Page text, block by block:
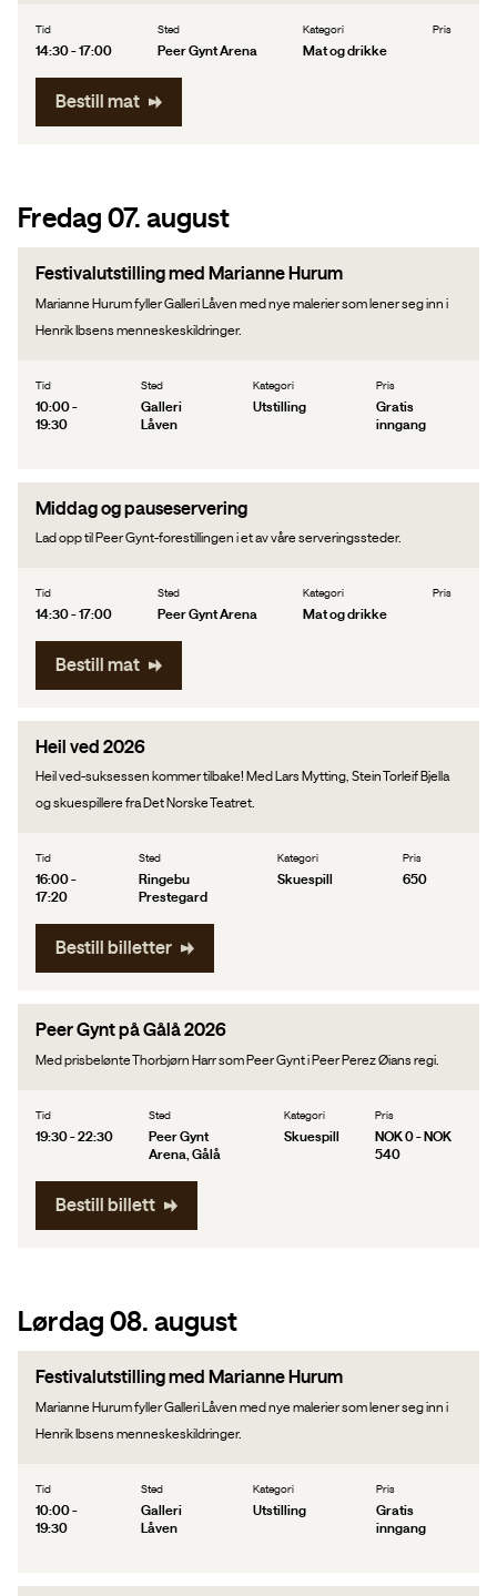
Tid
14:30 - 17:00
Sted
Peer Gynt Arena
Kategori
Mat og drikke
Pris
Bestill mat
Fredag 07. august
Festivalutstilling med Marianne Hurum
Marianne Hurum fyller Galleri Låven med nye malerier som lener seg inn i
Henrik Ibsens menneskeskildringer.
Tid
10:00 -
19:30
Sted
Galleri
Låven
Kategori
Utstilling
Pris
Gratis
inngang
Middag og pauseservering
Lad opp til Peer Gynt-forestillingen i et av våre serveringssteder.
Tid
14:30 - 17:00
Sted
Peer Gynt Arena
Kategori
Mat og drikke
Pris
Bestill mat
Heil ved 2026
Heil ved-suksessen kommer tilbake! Med Lars Mytting, Stein Torleif Bjella
og skuespillere fra Det Norske Teatret.
Tid
16:00 -
17:20
Sted
Ringebu
Prestegard
Kategori
Skuespill
Pris
650
Bestill billetter
Peer Gynt på Gålå 2026
Med prisbelønte Thorbjørn Harr som Peer Gynt i Peer Perez Øians regi.
Tid
19:30 - 22:30
Sted
Peer Gynt
Arena, Gålå
Kategori
Skuespill
Pris
NOK 0 - NOK
540
Bestill billett
Lørdag 08. august
Festivalutstilling med Marianne Hurum
Marianne Hurum fyller Galleri Låven med nye malerier som lener seg inn i
Henrik Ibsens menneskeskildringer.
Tid
10:00 -
19:30
Sted
Galleri
Låven
Kategori
Utstilling
Pris
Gratis
inngang